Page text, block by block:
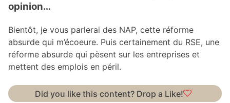
opinion…
Bientôt, je vous parlerai des NAP, cette réforme
absurde qui m’écoeure. Puis certainement du RSE, une
réforme absurde qui pèsent sur les entreprises et
mettent des emplois en péril.
Did you like this content? Drop a Like!